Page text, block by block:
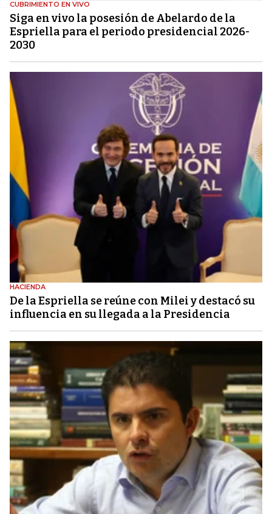
CUBRIMIENTO EN VIVO
Siga en vivo la posesión de Abelardo de la
Espriella para el periodo presidencial 2026-
2030
HACIENDA
De la Espriella se reúne con Milei y destacó su
influencia en su llegada a la Presidencia